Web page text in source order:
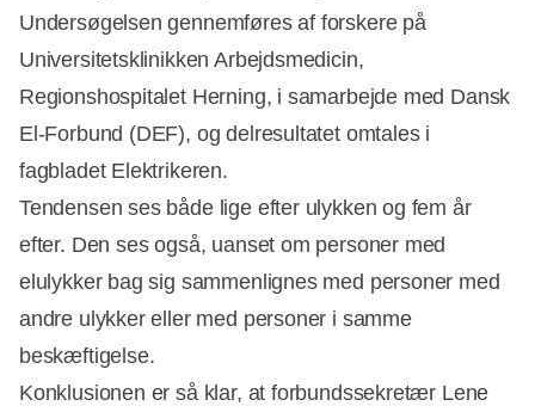
Undersøgelsen gennemføres af forskere på
Universitetsklinikken Arbejdsmedicin,
Regionshospitalet Herning, i samarbejde med Dansk
El-Forbund (DEF), og delresultatet omtales i
fagbladet Elektrikeren.
Tendensen ses både lige efter ulykken og fem år
efter. Den ses også, uanset om personer med
elulykker bag sig sammenlignes med personer med
andre ulykker eller med personer i samme
beskæftigelse.
Konklusionen er så klar, at forbundssekretær Lene